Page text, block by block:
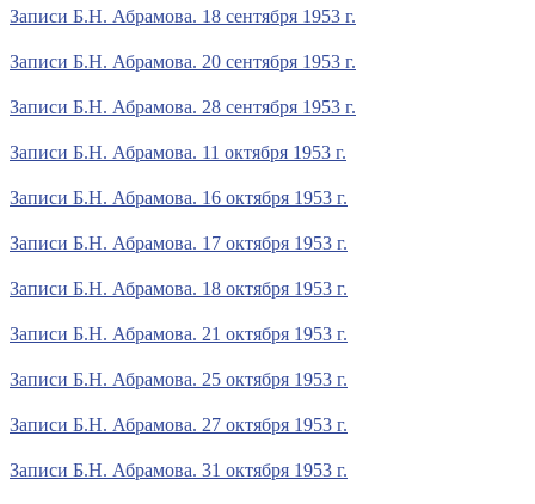
Записи Б.Н. Абрамова. 18 сентября 1953 г.
Записи Б.Н. Абрамова. 20 сентября 1953 г.
Записи Б.Н. Абрамова. 28 сентября 1953 г.
Записи Б.Н. Абрамова. 11 октября 1953 г.
Записи Б.Н. Абрамова. 16 октября 1953 г.
Записи Б.Н. Абрамова. 17 октября 1953 г.
Записи Б.Н. Абрамова. 18 октября 1953 г.
Записи Б.Н. Абрамова. 21 октября 1953 г.
Записи Б.Н. Абрамова. 25 октября 1953 г.
Записи Б.Н. Абрамова. 27 октября 1953 г.
Записи Б.Н. Абрамова. 31 октября 1953 г.